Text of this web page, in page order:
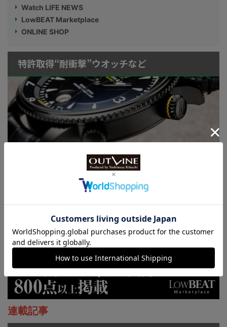
Watch LIFE NEWS
LowBEAT Marketplace
ONLINE SHOP
特許取得“耐衝撃”ウオッチなど
KUOE：総まとめ
連載記事